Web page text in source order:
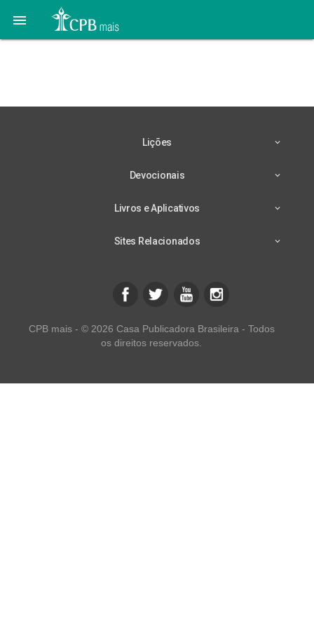

Lições
Devocionais
Livros e Aplicativos
Sites Relacionados
CPB mais - © 2026 Casa Publicadora Brasileira - Todos
os direitos reservados.